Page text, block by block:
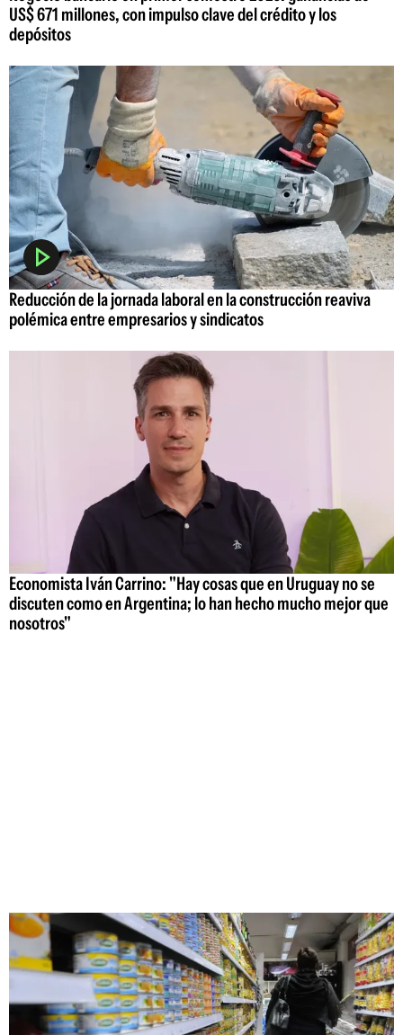
US$ 671 millones, con impulso clave del crédito y los
depósitos
Reducción de la jornada laboral en la construcción reaviva
polémica entre empresarios y sindicatos
Economista Iván Carrino: "Hay cosas que en Uruguay no se
discuten como en Argentina; lo han hecho mucho mejor que
nosotros"